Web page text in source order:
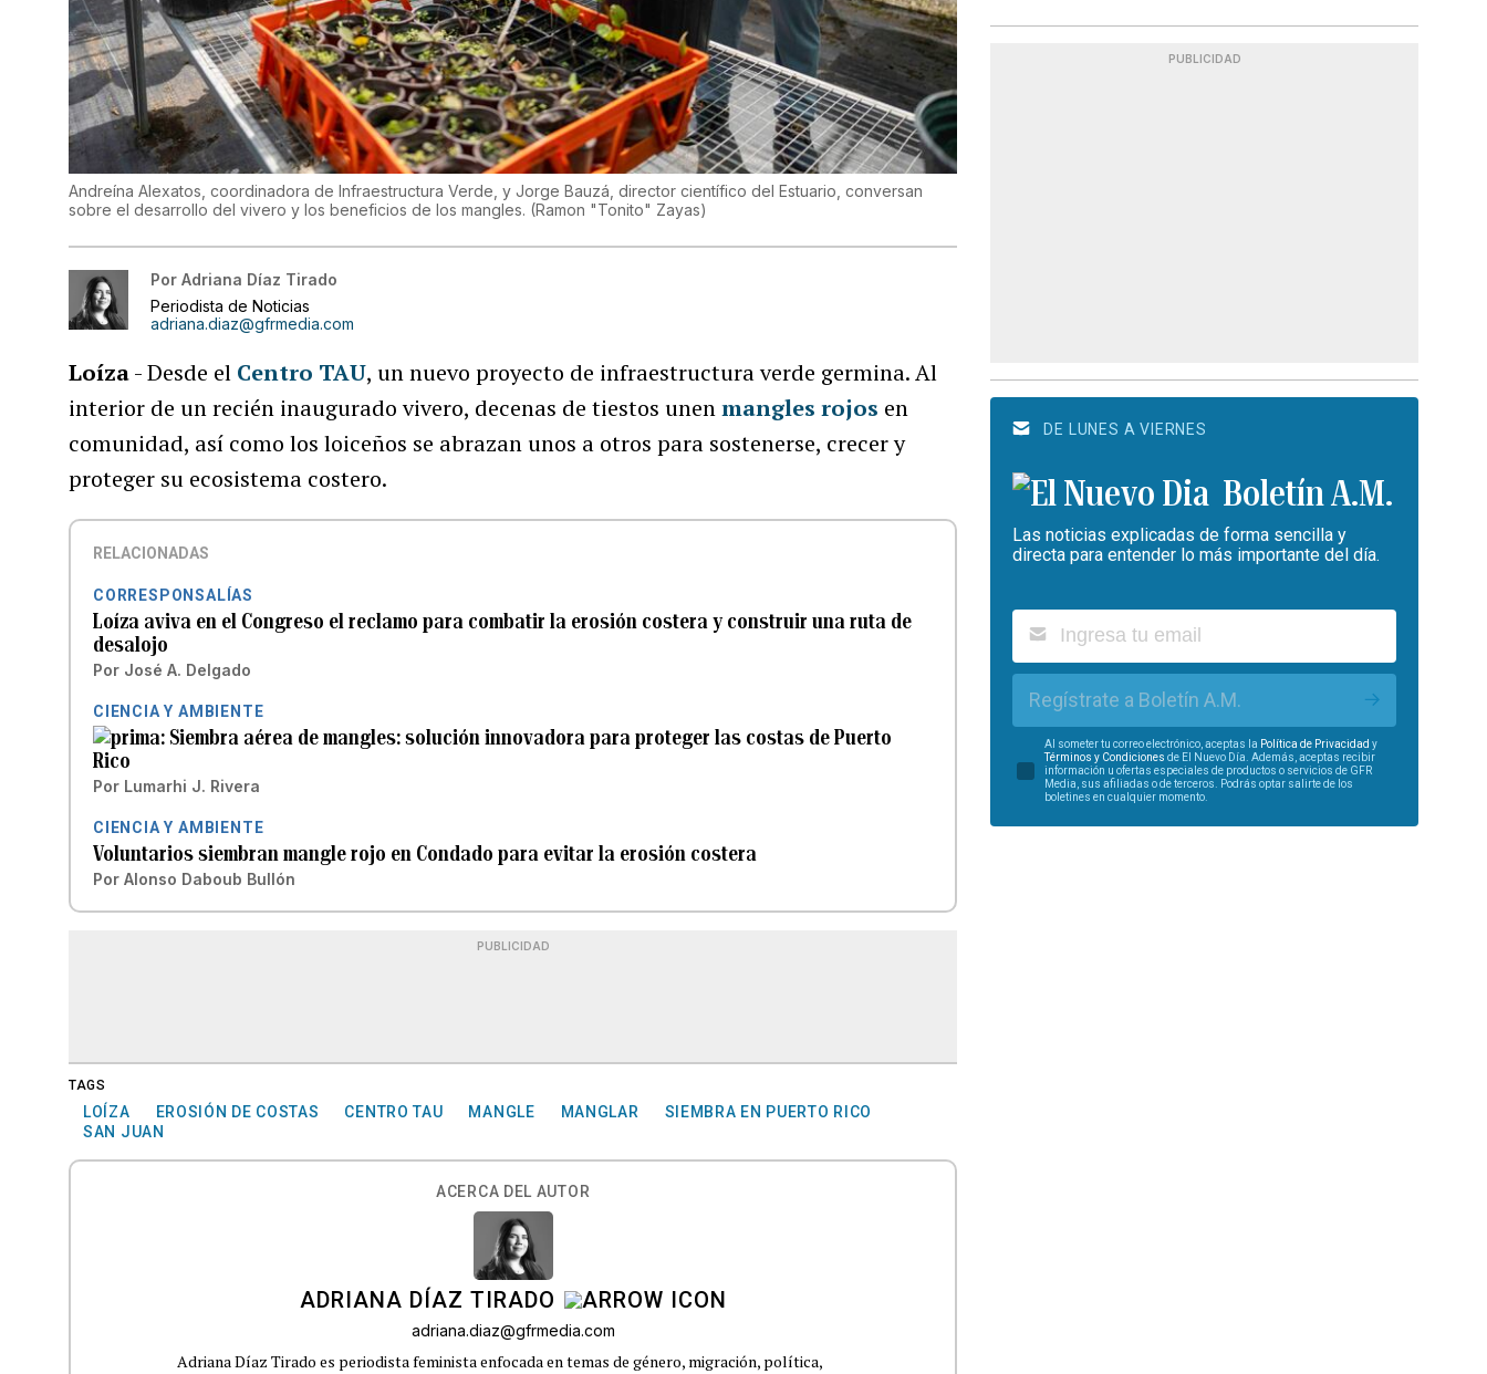
Andreína Alexatos, coordinadora de Infraestructura Verde, y Jorge Bauzá, director científico del Estuario, conversan
sobre el desarrollo del vivero y los beneficios de los mangles. (Ramon "Tonito" Zayas)
Por Adriana Díaz Tirado
Periodista de Noticias
adriana.diaz@gfrmedia.com
Loíza- Desde el Centro TAU, un nuevo proyecto de infraestructura verde germina. Al
interior de un recién inaugurado vivero, decenas de tiestos unenmangles rojos en
comunidad, así como los loiceños se abrazan unos a otros para sostenerse, crecer y
proteger su ecosistema costero.
RELACIONADAS
CORRESPONSALÍAS
Loíza aviva en el Congreso el reclamo para combatir la erosión costera y construir una ruta de
desalojo
Por José A. Delgado
CIENCIA Y AMBIENTE
Siembra aérea de mangles: solución innovadora para proteger las costas de Puerto
Rico
Por Lumarhi J. Rivera
CIENCIA Y AMBIENTE
Voluntarios siembran mangle rojo en Condado para evitar la erosión costera
Por Alonso Daboub Bullón
PUBLICIDAD
TAGS
LOÍZA EROSIÓN DE COSTAS CENTRO TAU MANGLE MANGLAR
SIEMBRA EN PUERTO RICO
SAN JUAN
ACERCA DEL AUTOR
ADRIANA DÍAZ TIRADO
adriana.diaz@gfrmedia.com
Adriana Díaz Tirado es periodista feminista enfocada en temas de género, migración, política,
PUBLICIDAD
DE LUNES A VIERNES
Boletín A.M.
Las noticias explicadas de forma sencilla y
directa para entender lo más importante del día.
Regístrate a Boletín A.M.
Al someter tu correo electrónico, aceptas la Política de Privacidad y
Términos y Condiciones de El Nuevo Día. Además, aceptas recibir
información u ofertas especiales de productos o servicios de GFR
Media, sus afiliadas o de terceros. Podrás optar salirte de los
boletines en cualquier momento.